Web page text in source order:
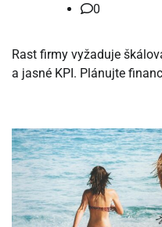
0
Rast firmy vyžaduje
a jasné KPI. Plánujte